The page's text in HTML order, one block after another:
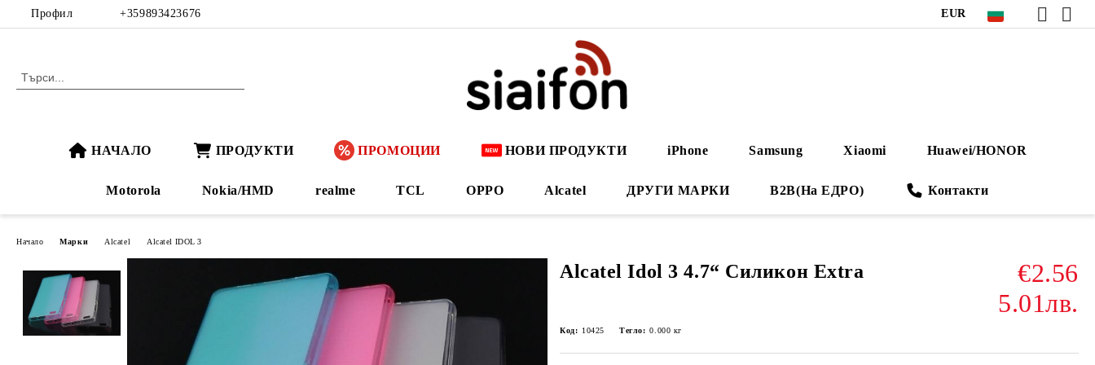
Профил +359893423676 EUR
НАЧАЛО ПРОДУКТИ ПРОМОЦИИ НОВИ ПРОДУКТИ iPhone Samsung Xiaomi Huawei/HONOR
Motorola Nokia/HMD realme TCL OPPO Alcatel ДРУГИ МАРКИ B2B(На ЕДРО) Контакти
Начало Марки Alcatel Alcatel IDOL 3
Alcatel Idol 3 4.7“ Силикон Extra
€2.56
5.01лв.
Код: 10425 Тегло: 0.000 кг